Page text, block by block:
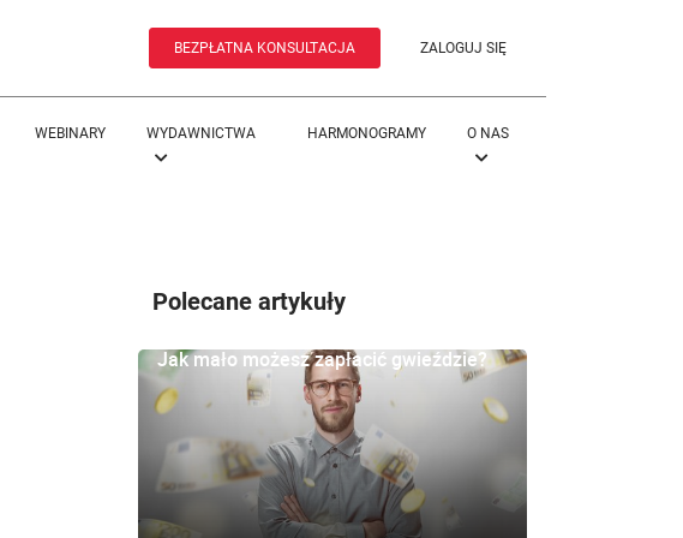
BEZPŁATNA KONSULTACJA ZALOGUJ SIĘ
WEBINARY WYDAWNICTWA HARMONOGRAMY O NAS
Polecane artykuły
Jak mało możesz zapłacić gwieździe?